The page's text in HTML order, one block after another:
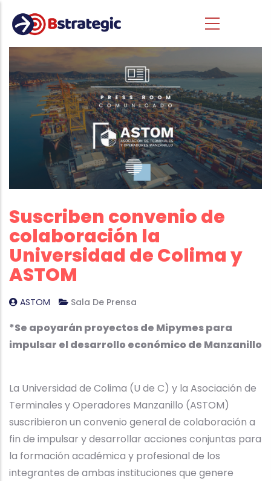
Suscriben convenio de
colaboración la
Universidad de Colima y
ASTOM
ASTOM Sala De Prensa
*Se apoyarán proyectos de Mipymes para
impulsar el desarrollo económico de Manzanillo
La Universidad de Colima (U de C) y la Asociación de
Terminales y Operadores Manzanillo (ASTOM)
suscribieron un convenio general de colaboración a
fin de impulsar y desarrollar acciones conjuntas para
la formación académica y profesional de los
integrantes de ambas instituciones que genere